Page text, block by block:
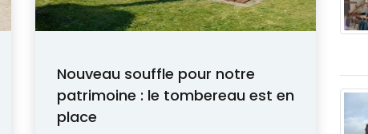
Nouveau souffle pour notre
patrimoine : le tombereau est en
place